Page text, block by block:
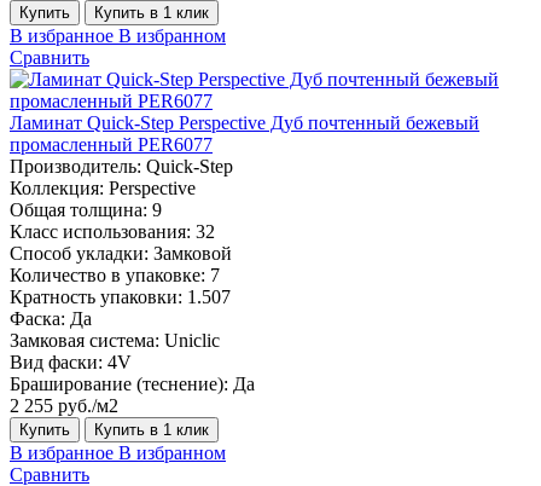
Купить Купить в 1 клик
В избранное В избранном
Сравнить
Ламинат Quick-Step Perspective Дуб почтенный бежевый
промасленный PER6077
Производитель: Quick-Step
Коллекция: Perspective
Общая толщина: 9
Класс использования: 32
Способ укладки: Замковой
Количество в упаковке: 7
Кратность упаковки: 1.507
Фаска: Да
Замковая система: Uniclic
Вид фаски: 4V
Браширование (теснение): Да
2 255 руб./м2
Купить Купить в 1 клик
В избранное В избранном
Сравнить